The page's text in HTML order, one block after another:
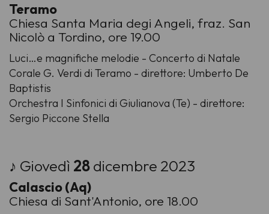
Teramo
Chiesa Santa Maria degi Angeli, fraz. San
Nicolò a Tordino, ore 19.00
Luci…e magnifiche melodie - Concerto di Natale
Corale G. Verdi di Teramo - direttore: Umberto De
Baptistis
Orchestra I Sinfonici di Giulianova (Te) - direttore:
Sergio Piccone Stella
♪ Giovedì 28dicembre 2023
Calascio (Aq)
Chiesa di Sant'Antonio, ore 18.00